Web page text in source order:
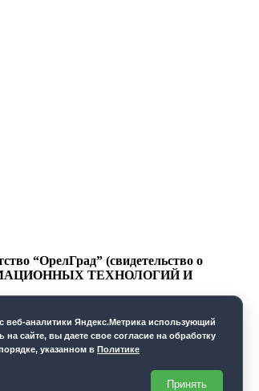
“ОрелГрад” (свидетельство о
ТЕХНОЛОГИЙ И
веб-аналитики Яндекс.Метрика использующий
сайте, вы даете свое согласие на обработку
указанном в Политике
Принять